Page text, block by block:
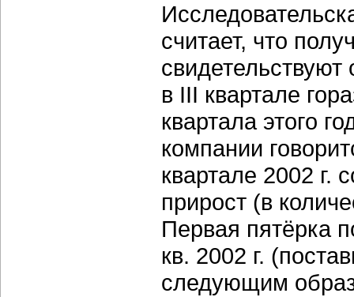
считает, что
в III квартале
квартала этого
компании
квартале 2002 г.
прирост (в
Первая пятёрка
кв. 2002 г.
следующим